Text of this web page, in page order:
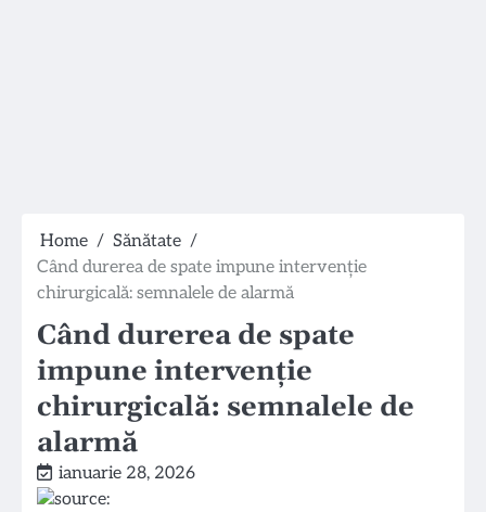
Home
Sănătate
Când durerea de spate impune intervenţie
chirurgicală: semnalele de alarmă
Când durerea de spate
impune intervenţie
chirurgicală: semnalele de
alarmă
ianuarie 28, 2026